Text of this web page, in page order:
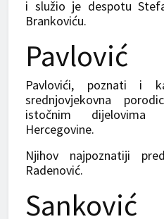
i služio je despotu
Brankoviću.
Pavlović
Pavlovići, poznati i
srednjovjekovna
istočnim
Hercegovine.
Njihov najpoznatiji
Radenović.
Sanković